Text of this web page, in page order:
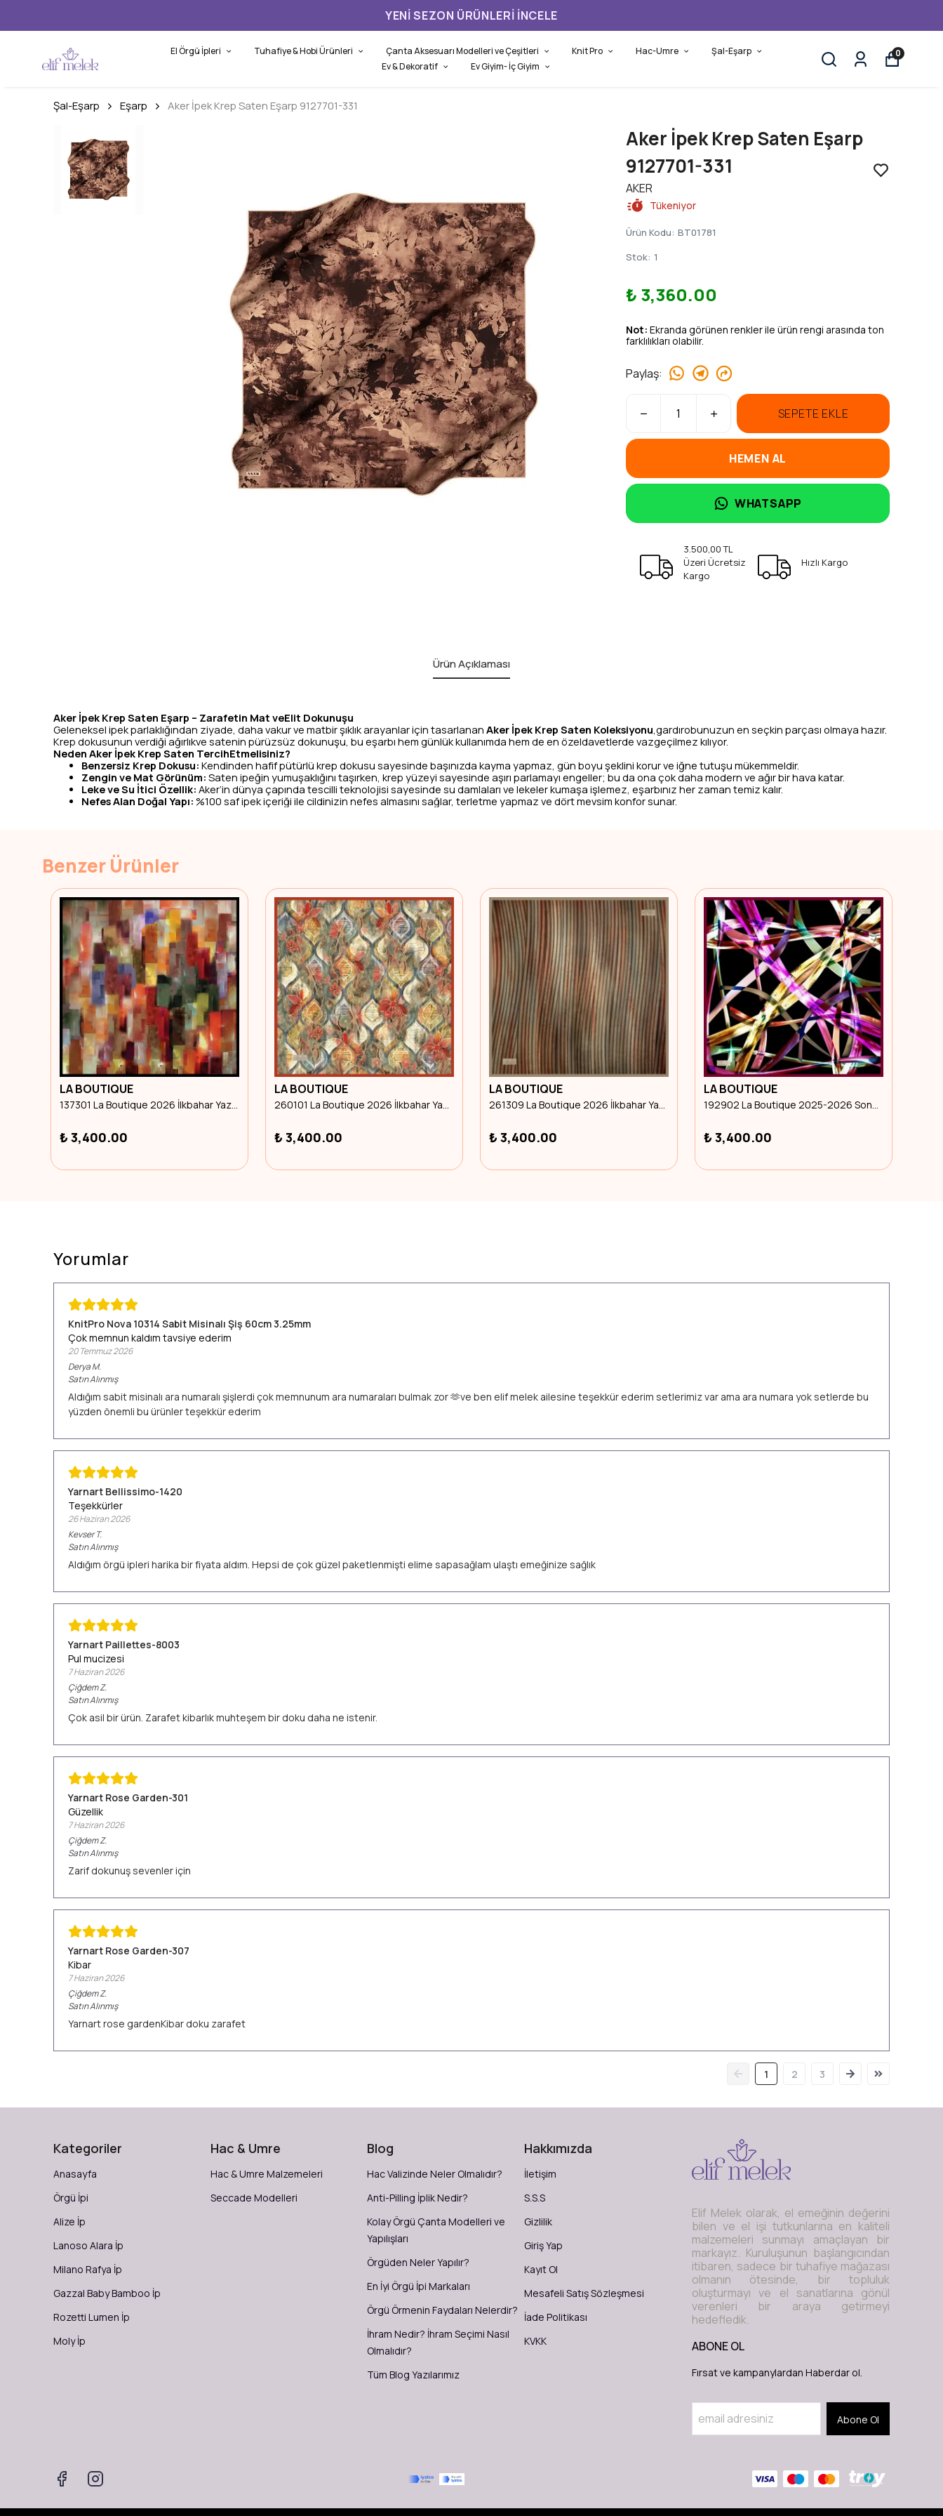
YENI SEZON ÜRÜNLERI İNCELE
El Örgü İpleri Tuhafiye & Hobi Ürünleri Çanta Aksesuarı Modelleri ve Çeşitleri Knit Pro Hac-Umre
Şal-Eşarp
Ev & Dekoratif
Ev Giyim- İç Giyim
0
Şal-Eşarp Eşarp Aker İpek Krep Saten Eşarp 9127701-331
Aker İpek Krep Saten Eşarp
9127701-331
AKER
Tükeniyor
Ürün Kodu: BT01781
Stok: 1
₺ 3,360.00
Not: Ekranda görünen renkler ile ürün rengi arasında ton
farklılıkları olabilir.
Paylaş:
SEPETE EKLE
HEMEN AL
WHATSAPP
3.500,00 TL
Üzeri Ücretsiz
Kargo
Hızlı Kargo
Ürün Açıklaması
Aker İpek Krep Saten Eşarp – Zarafetin Mat veElit Dokunuşu
Geleneksel ipek parlaklığından ziyade, daha vakur ve matbir şıklık arayanlar için tasarlanan Aker İpek Krep Saten Koleksiyonu,gardırobunuzun en seçkin parçası olmaya hazır.
Krep dokusunun verdiği ağırlıkve satenin pürüzsüz dokunuşu, bu eşarbı hem günlük kullanımda hem de en özeldavetlerde vazgeçilmez kılıyor.
Neden Aker İpek Krep Saten TercihEtmelisiniz?
Benzersiz Krep Dokusu: Kendinden hafif pütürlü krep dokusu sayesinde başınızda kayma yapmaz, gün boyu şeklini korur ve iğne tutuşu mükemmeldir.
Zengin ve Mat Görünüm: Saten ipeğin yumuşaklığını taşırken, krep yüzeyi sayesinde aşırı parlamayı engeller; bu da ona çok daha modern ve ağır bir hava katar.
Leke ve Su İtici Özellik: Aker’in dünya çapında tescilli teknolojisi sayesinde su damlaları ve lekeler kumaşa işlemez, eşarbınız her zaman temiz kalır.
Nefes Alan Doğal Yapı: %100 saf ipek içeriği ile cildinizin nefes almasını sağlar, terletme yapmaz ve dört mevsim konfor sunar.
Benzer Ürünler
LA BOUTIQUE
137301 La Boutique 2026 İlkbahar Yaz Eşarp
₺ 3,400.00
LA BOUTIQUE
260101 La Boutique 2026 İlkbahar Yaz Eşarp
₺ 3,400.00
LA BOUTIQUE
261309 La Boutique 2026 İlkbahar Yaz Eşarp
₺ 3,400.00
LA BOUTIQUE
192902 La Boutique 2025-2026 Sonbahar Kış Eşarp
₺ 3,400.00
Yorumlar
KnitPro Nova 10314 Sabit Misinalı Şiş 60cm 3.25mm
Çok memnun kaldım tavsiye ederim
20 Temmuz 2026
DeryaM.
Satın Alınmış
Aldığım sabit misinalı ara numaralı şişlerdi çok memnunum ara numaraları bulmak zor 🫶ve ben elif melek ailesine teşekkür ederim setlerimiz var ama ara numara yok setlerde bu
yüzden önemli bu ürünler teşekkür ederim
Yarnart Bellissimo-1420
Teşekkürler
26 Haziran 2026
Kevser T.
Satın Alınmış
Aldığım örgü ipleri harika bir fiyata aldım. Hepsi de çok güzel paketlenmişti elime sapasağlam ulaştı emeğinize sağlık
Yarnart Paillettes-8003
Pul mucizesi
7 Haziran 2026
ÇiğdemZ.
Satın Alınmış
Çok asil bir ürün. Zarafet kibarlık muhteşem bir doku daha ne istenir.
Yarnart Rose Garden-301
Güzellik
7 Haziran 2026
ÇiğdemZ.
Satın Alınmış
Zarif dokunuş sevenler için
Yarnart Rose Garden-307
Kibar
7 Haziran 2026
ÇiğdemZ.
Satın Alınmış
Yarnart rose gardenKibar doku zarafet
1 2 3
Kategoriler
Anasayfa
Örgü İpi
Alize İp
Lanoso Alara İp
Milano Rafya İp
Gazzal Baby Bamboo İp
Rozetti Lumen İp
Moly İp
Hac & Umre
Hac & Umre Malzemeleri
Seccade Modelleri
Blog
Hac Valizinde Neler Olmalıdır?
Anti-Pilling İplik Nedir?
Kolay Örgü Çanta Modelleri ve
Yapılışları
Örgüden Neler Yapılır?
En İyi Örgü İpi Markaları
Örgü Örmenin Faydaları Nelerdir?
İhram Nedir? İhram Seçimi Nasıl
Olmalıdır?
Tüm Blog Yazılarımız
Hakkımızda
İletişim
S.S.S
Gizlilik
Giriş Yap
Kayıt Ol
Mesafeli Satış Sözleşmesi
İade Politikası
KVKK
Elif Melek olarak, el emeğinin değerini
bilen ve el işi tutkunlarına en kaliteli
malzemeleri sunmayı amaçlayan bir
markayız. Kuruluşunun başlangıcından
itibaren, sadece bir tuhafiye mağazası
olmanın ötesinde, bir topluluk
oluşturmayı ve el sanatlarına gönül
verenleri bir araya getirmeyi
hedefledik.
ABONE OL
Fırsat ve kampanylardan Haberdar ol.
Abone Ol